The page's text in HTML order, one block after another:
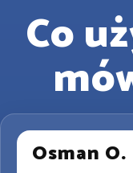
Co
Osman O.